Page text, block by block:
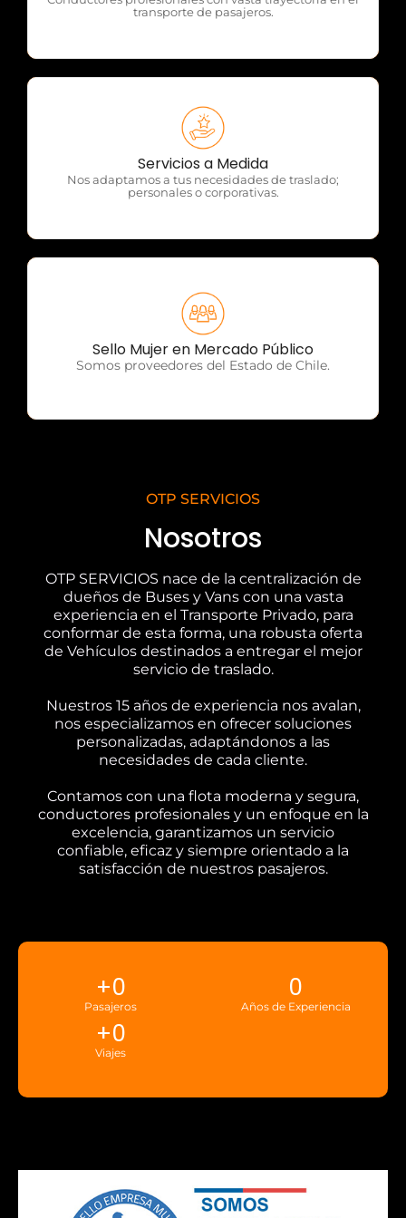
transporte de pasajeros.
Servicios a Medida
Nos adaptamos a tus necesidades de traslado;
personales o corporativas.
OTP Servicios
Sello Mujer en Mercado Público
Somos proveedores del Estado de Chile.
OTP Servicios
OTP SERVICIOS
Nosotros
OTP SERVICIOS nace de la centralización de
dueños de Buses y Vans con una vasta
experiencia en el Transporte Privado, para
conformar de esta forma, una robusta oferta
de Vehículos destinados a entregar el mejor
servicio de traslado.
Nuestros 15 años de experiencia nos avalan,
nos especializamos en ofrecer soluciones
personalizadas, adaptándonos a las
necesidades de cada cliente.
Contamos con una flota moderna y segura,
conductores profesionales y un enfoque en la
excelencia, garantizamos un servicio
confiable, eficaz y siempre orientado a la
satisfacción de nuestros pasajeros.
Pasajeros
+0
Años de Experiencia
0
Viajes
+0